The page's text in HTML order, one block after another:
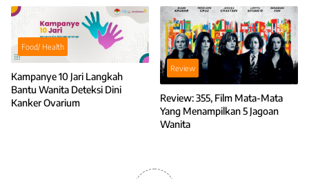
Food/ Health
Kampanye 10 Jari Langkah
Bantu Wanita Deteksi Dini
Kanker Ovarium
Review
Review: 355, Film Mata-Mata
Yang Menampilkan 5 Jagoan
Wanita